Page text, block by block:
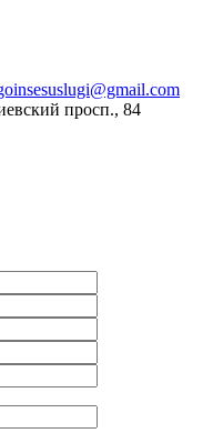
просп., 84